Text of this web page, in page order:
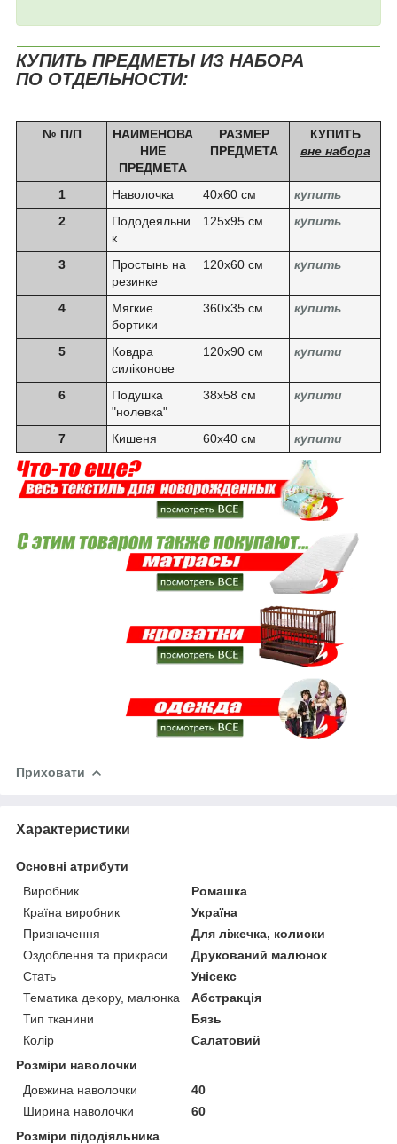
КУПИТЬ ПРЕДМЕТЫ ИЗ НАБОРА
ПО ОТДЕЛЬНОСТИ:
№ П/П
НАИМЕНОВА
НИЕ
ПРЕДМЕТА
РАЗМЕР
ПРЕДМЕТА
КУПИТЬ
вне набора
1 Наволочка 40х60 см
купить
2
Пододеяльни
к
125х95 см купить
3
Простынь на
резинке
120х60 см купить
4
Мягкие
бортики
360х35 см купить
5
Ковдра
силіконове
120х90 см купити
6
Подушка
"нолевка"
38х58 см купити
7 Кишеня 60х40 см купити
Приховати
Характеристики
Основні атрибути
Виробник
Ромашка
Країна виробник
Україна
Призначення
Для ліжечка, колиски
Оздоблення та прикраси
Друкований малюнок
Стать
Унісекс
Тематика декору, малюнка
Абстракція
Тип тканини
Бязь
Колір
Салатовий
Розміри наволочки
Довжина наволочки
40
Ширина наволочки
60
Розміри підодіяльника